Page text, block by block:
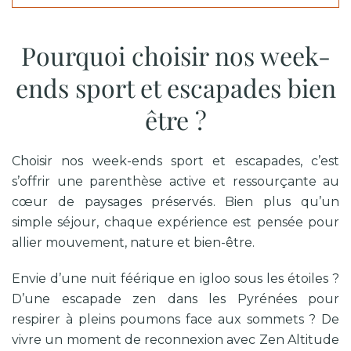
Pourquoi choisir nos week-
ends sport et escapades bien
être ?
Choisir nos week-ends sport et escapades, c’est
s’offrir une parenthèse active et ressourçante au
cœur de paysages préservés. Bien plus qu’un
simple séjour, chaque expérience est pensée pour
allier mouvement, nature et bien-être.
Envie d’une nuit féérique en igloo sous les étoiles ?
D’une escapade zen dans les Pyrénées pour
respirer à pleins poumons face aux sommets ? De
vivre un moment de reconnexion avec Zen Altitude